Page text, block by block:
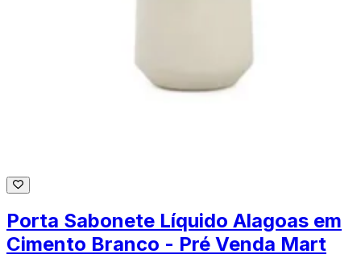
Porta Sabonete Líquido Alagoas em
Cimento Branco - Pré Venda Mart